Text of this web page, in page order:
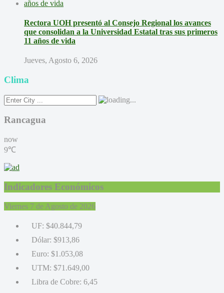
Rectora UOH presentó al Consejo Regional los avances
que consolidan a la Universidad Estatal tras sus primeros
11 años de vida
Jueves, Agosto 6, 2026
Clima
Rancagua
now
9℃
Indicadores Económicos
Viernes 7 de Agosto de 2026
UF: $40.844,79
Dólar: $913,86
Euro: $1.053,08
UTM: $71.649,00
Libra de Cobre: 6,45